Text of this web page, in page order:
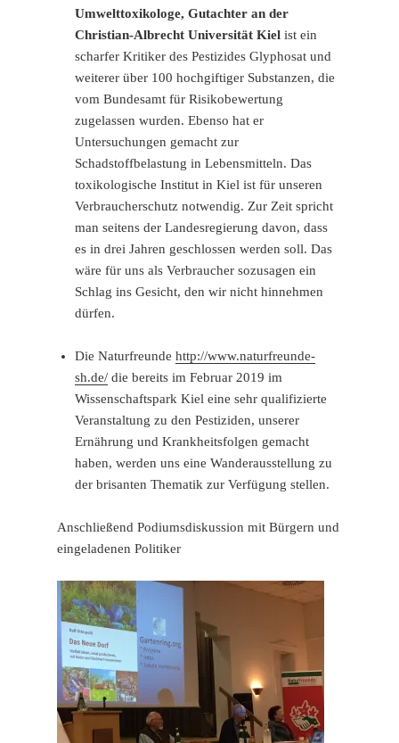
Umwelttoxikologe, Gutachter an der
Christian-Albrecht Universität Kielist ein
scharfer Kritiker des Pestizides Glyphosat und
weiterer über 100 hochgiftiger Substanzen, die
vom Bundesamt für Risikobewertung
zugelassen wurden. Ebenso hat er
Untersuchungen gemacht zur
Schadstoffbelastung in Lebensmitteln. Das
toxikologische Institut in Kiel ist für unseren
Verbraucherschutz notwendig. Zur Zeit spricht
man seitens der Landesregierung davon, dass
es in drei Jahren geschlossen werden soll. Das
wäre für uns als Verbraucher sozusagen ein
Schlag ins Gesicht, den wir nicht hinnehmen
dürfen.
Die Naturfreunde http://www.naturfreunde-
sh.de/die bereits im Februar 2019 im
Wissenschaftspark Kiel eine sehr qualifizierte
Veranstaltung zu den Pestiziden, unserer
Ernährung und Krankheitsfolgen gemacht
haben, werden uns eine Wanderausstellung zu
der brisanten Thematik zur Verfügung stellen.
Anschließend Podiumsdiskussion mit Bürgern und
eingeladenen Politiker